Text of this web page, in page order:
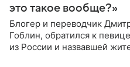
это такое вообще?»
Блогер и переводчик
Гоблин, обратился к
из России и назвавшей